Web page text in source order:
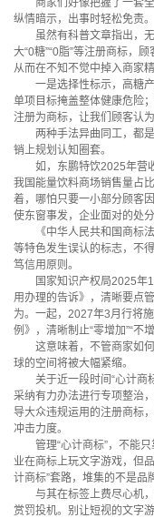
商家们好像把握了一套全
纵情暗示，出事时轻松免责。
虽然有科普文章指出，无
大“0糖”“0脂”等注册商标，
从而在不知不觉中掉入商家
一是选择性标示，高糖产
单项目标掩盖整体健康危险
注册为商标，让我们顾客认
两种手法异曲同工，都是
销上规划认知圈套。
如，东鹏特饮2025年营收
我国能量饮料商场销售量占
着，哪怕只要一小部分顾客
使东窗事发，企业面对的处
《中华人民共和国商标法
等特色发生误认的标志，不
笃信用原则。
国家知识产权局2025年
用办理的告诉》，清晰要点
为。一起，2027年3月行将
例》，清晰制止“零增加”“不增
这意味着，不管商家如何
球的空间将被大幅紧缩。
关于近一段时间“心计商
采纳有力办法进行专项整治
导大众违规运用的注册商标
冲击力度。
管理“心计商标”，不能只
业在商标上玩文字游戏，但
计商标”套路，堆集的不是品
与其在标签上费尽心机，
赏罚投机。别让短视的文字